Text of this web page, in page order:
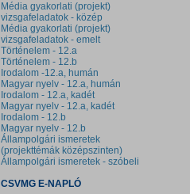
Média gyakorlati (projekt)
vizsgafeladatok - közép
Média gyakorlati (projekt)
vizsgafeladatok - emelt
Történelem - 12.a
Történelem - 12.b
Irodalom -12.a, humán
Magyar nyelv - 12.a, humán
Irodalom - 12.a, kadét
Magyar nyelv - 12.a, kadét
Irodalom - 12.b
Magyar nyelv - 12.b
Állampolgári ismeretek
(projekttémák középszinten)
Állampolgári ismeretek - szóbeli
CSVMG E-NAPLÓ